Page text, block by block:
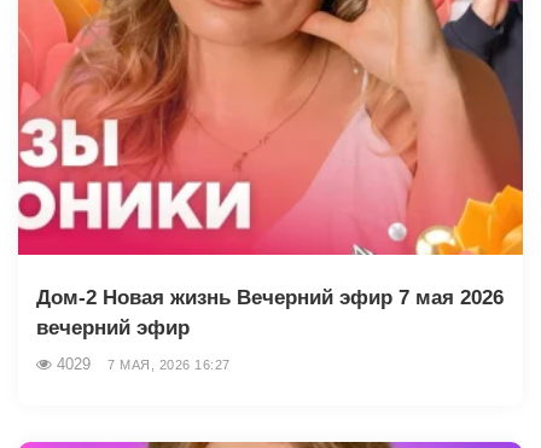
Дом-2 Новая жизнь Вечерний эфир 7 мая 2026
вечерний эфир
4029 7 МАЯ, 2026 16:27